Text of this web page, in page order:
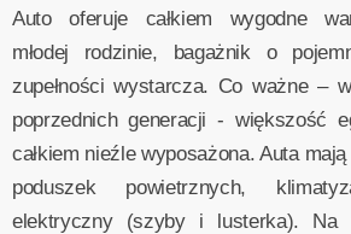
Auto oferuje całkiem wygodne
młodej rodzinie, bagażnik o
zupełności wystarcza. Co ważne –
poprzednich generacji - większość
całkiem nieźle wyposażona. Auta
poduszek powietrznych,
elektryczny (szyby i lusterka). Na